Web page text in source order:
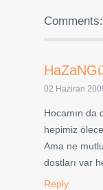
02 Haziran
Hocamın da
hepimiz
Ama ne
dostları var
Reply